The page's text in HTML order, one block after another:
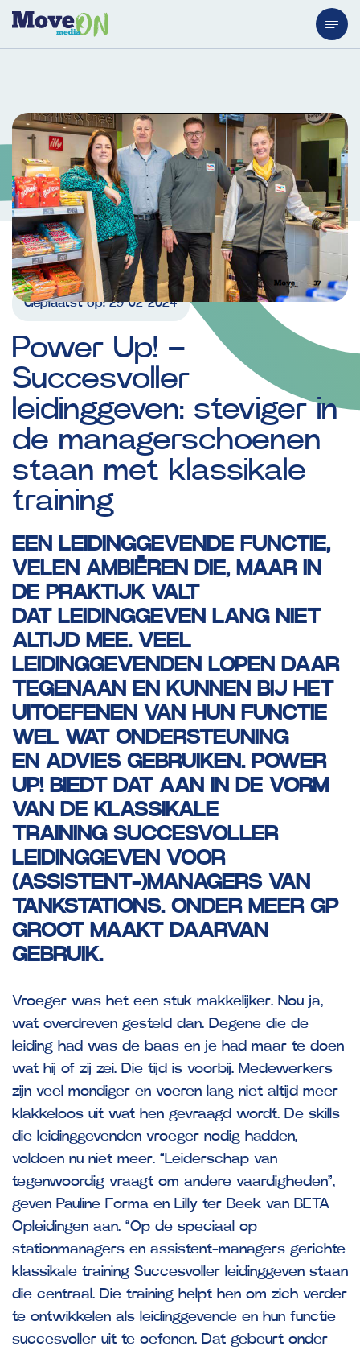
Geplaatst op:29-02-2024
Power Up! –
Succesvoller
leidinggeven: steviger in
de managerschoenen
staan met klassikale
training
EEN LEIDINGGEVENDE FUNCTIE,
VELEN AMBIËREN DIE, MAAR IN
DE PRAKTIJK VALT
DAT LEIDINGGEVEN LANG NIET
ALTIJD MEE. VEEL
LEIDINGGEVENDEN LOPEN DAAR
TEGENAAN
EN KUNNEN BIJ HET
UITOEFENEN VAN HUN FUNCTIE
WEL WAT ONDERSTEUNING
EN ADVIES GEBRUIKEN. POWER
UP! BIEDT DAT AAN IN DE VORM
VAN DE KLASSIKALE
TRAINING SUCCESVOLLER
LEIDINGGEVEN VOOR
(ASSISTENT-)MANAGERS VAN
TANKSTATIONS. ONDER MEER GP
GROOT MAAKT DAARVAN
GEBRUIK.
Vroeger was het een stuk makkelijker. Nou ja,
wat overdreven gesteld dan. Degene die de
leiding had was de baas en je had maar te doen
wat hij of zij zei. Die tijd is voorbij. Medewerkers
zijn veel mondiger en voeren lang niet altijd meer
klakkeloos uit wat hen gevraagd wordt. De skills
die leidinggevenden vroeger nodig hadden,
voldoen nu niet meer. “Leiderschap van
tegenwoordig vraagt om andere vaardigheden”,
geven Pauline Forma en Lilly ter Beek van BETA
Opleidingen aan. “Op de speciaal op
stationmanagers en assistent-managers gerichte
klassikale training Succesvoller leidinggeven staan
die centraal. Die training helpt hen om zich verder
te ontwikkelen als leidinggevende en hun functie
succesvoller uit te oefenen. Dat gebeurt onder